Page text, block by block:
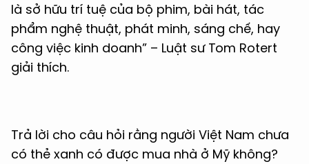
là sở hữu trí tuệ của bộ phim, bài hát, tác
phẩm nghệ thuật, phát minh, sáng chế, hay
công việc kinh doanh” – Luật sư Tom Rotert
giải thích.
Trả lời cho câu hỏi rằng người Việt Nam chưa
có thẻ xanh có được mua nhà ở Mỹ không?